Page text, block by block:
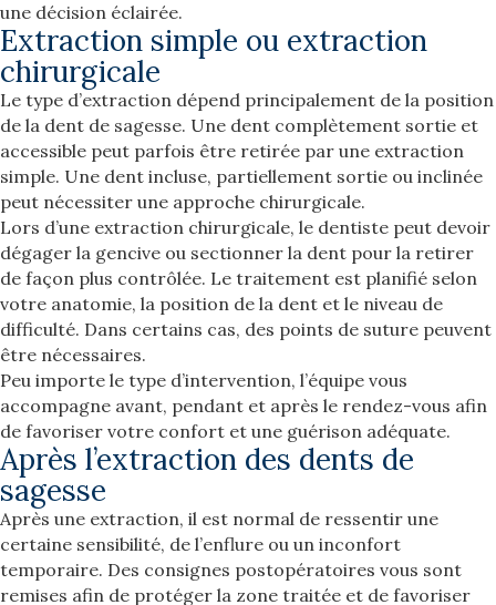
une décision éclairée.
Extraction simple ou extraction
chirurgicale
Le type d’extraction dépend principalement de la position
de la dent de sagesse. Une dent complètement sortie et
accessible peut parfois être retirée par une extraction
simple. Une dent incluse, partiellement sortie ou inclinée
peut nécessiter une approche chirurgicale.
Lors d’une extraction chirurgicale, le dentiste peut devoir
dégager la gencive ou sectionner la dent pour la retirer
de façon plus contrôlée. Le traitement est planifié selon
votre anatomie, la position de la dent et le niveau de
difficulté. Dans certains cas, des points de suture peuvent
être nécessaires.
Peu importe le type d’intervention, l’équipe vous
accompagne avant, pendant et après le rendez-vous afin
de favoriser votre confort et une guérison adéquate.
Après l’extraction des dents de
sagesse
Après une extraction, il est normal de ressentir une
certaine sensibilité, de l’enflure ou un inconfort
temporaire. Des consignes postopératoires vous sont
remises afin de protéger la zone traitée et de favoriser